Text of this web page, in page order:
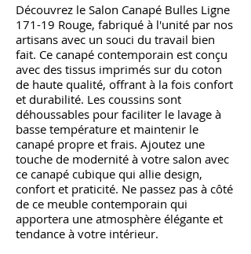
Découvrez le Salon Canapé Bulles Ligne
171-19 Rouge, fabriqué à l'unité par nos
artisans avec un souci du travail bien
fait. Ce canapé contemporain est conçu
avec des tissus imprimés sur du coton
de haute qualité, offrant à la fois confort
et durabilité. Les coussins sont
déhoussables pour faciliter le lavage à
basse température et maintenir le
canapé propre et frais. Ajoutez une
touche de modernité à votre salon avec
ce canapé cubique qui allie design,
confort et praticité. Ne passez pas à côté
de ce meuble contemporain qui
apportera une atmosphère élégante et
tendance à votre intérieur.